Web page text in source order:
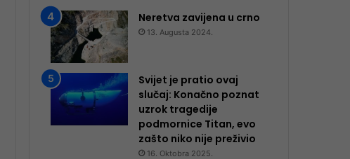
Neretva zavijena u crno
13. Augusta 2024.
Svijet je pratio ovaj
slučaj: Konačno poznat
uzrok tragedije
podmornice Titan, evo
zašto niko nije preživio
16. Oktobra 2025.